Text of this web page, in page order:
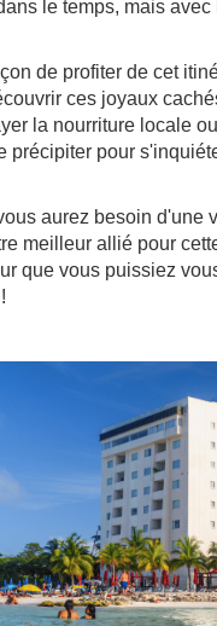
le temps, mais
de profiter de cet
ces joyaux
la nourriture locale
précipiter pour
aurez besoin d'une
meilleur allié pour
que vous puissiez